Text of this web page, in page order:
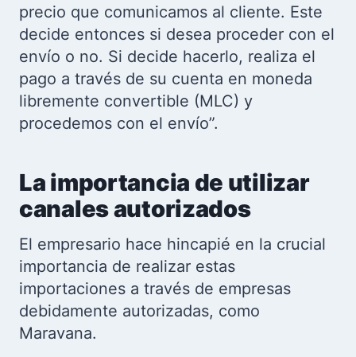
precio que comunicamos al cliente. Este
decide entonces si desea proceder con el
envío o no. Si decide hacerlo, realiza el
pago a través de su cuenta en moneda
libremente convertible (MLC) y
procedemos con el envío”.
La importancia de utilizar
canales autorizados
El empresario hace hincapié en la crucial
importancia de realizar estas
importaciones a través de empresas
debidamente autorizadas, como
Maravana.